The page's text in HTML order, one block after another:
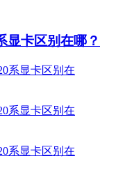
显卡区别在哪？